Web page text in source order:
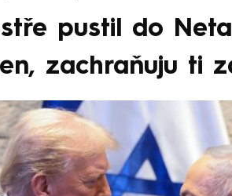
pustil do
zachraňuju ti